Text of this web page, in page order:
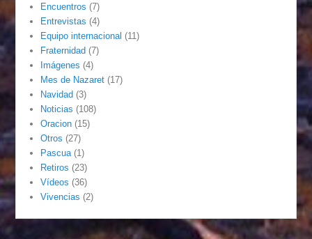
Encuentros (7)
Entrevistas (4)
Equipo internacional (11)
Fraternidad (7)
Imágenes (4)
Mes de Nazaret (17)
Navidad (3)
Noticias (108)
Oracion (15)
Otros (27)
Pascua (1)
Retiros (23)
Vídeos (36)
Vivencias (2)